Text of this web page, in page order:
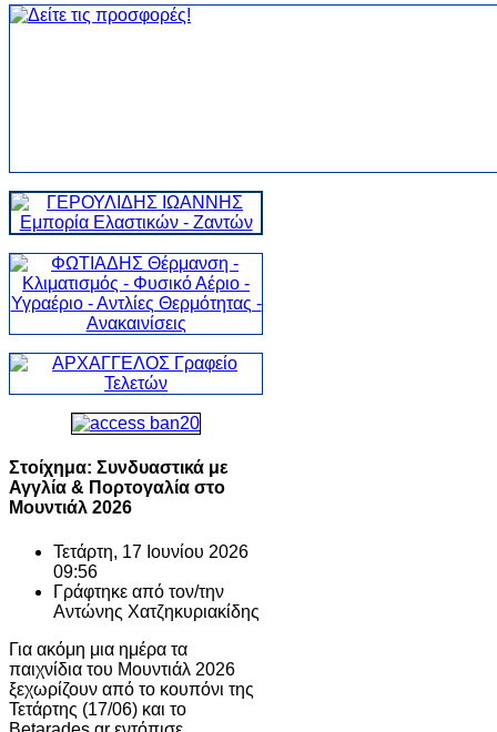
Στοίχημα: Συνδυαστικά με
Αγγλία & Πορτογαλία στο
Μουντιάλ 2026
Τετάρτη, 17 Ιουνίου 2026
09:56
Γράφτηκε από τον/την
Αντώνης Χατζηκυριακίδης
Για ακόμη μια ημέρα τα
παιχνίδια του Μουντιάλ 2026
ξεχωρίζουν από το κουπόνι της
Τετάρτης (17/06) και το